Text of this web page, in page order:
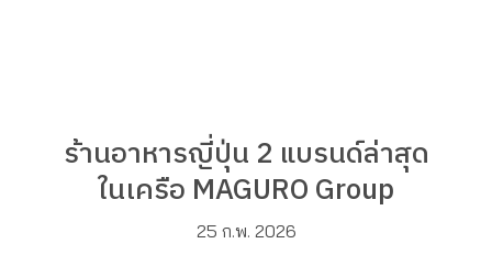
ร้านอาหารญี่ปุ่น 2 แบรนด์ล่าสุด
ในเครือ MAGURO Group
25 ก.พ. 2026